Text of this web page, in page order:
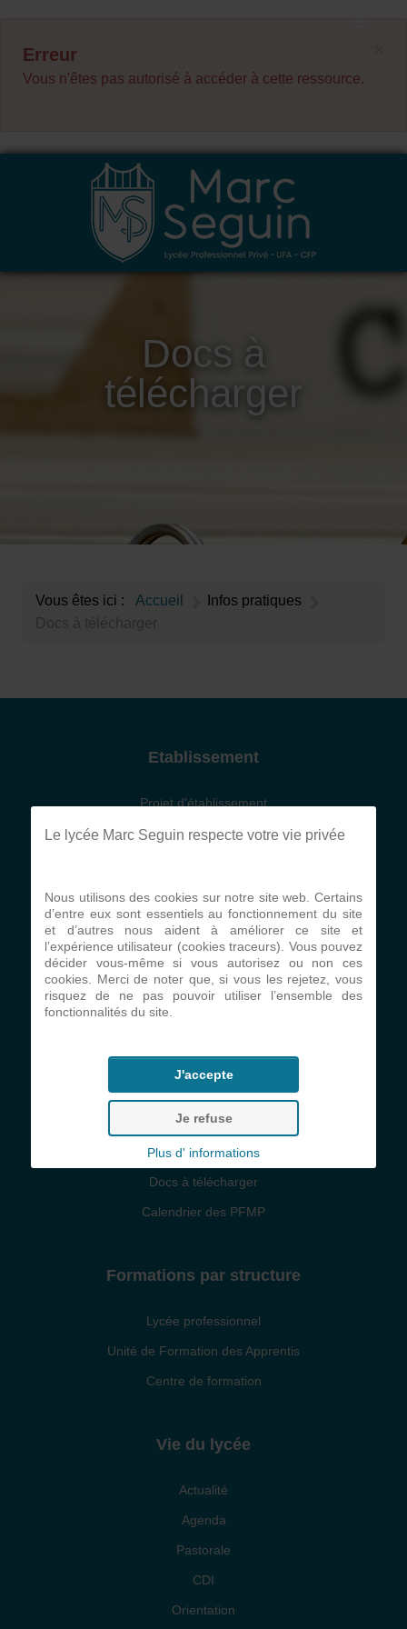
Erreur
Vous n'êtes pas autorisé à accéder à cette ressource.
Docs à
télécharger
Vous êtes ici : Accueil
Infos pratiques
Etablissement
Projet d'établissement
Projet pastoral
Règlement intérieur
Formulaire de contact
Conditions générales
Infos pratiques
Restauration
Transports scolaires
Contributions des familles
Bourses nationales
Docs à télécharger
Calendrier des PFMP
Formations par structure
Lycée professionnel
Unité de Formation des Apprentis
Centre de formation
Vie du lycée
Actualité
Agenda
Pastorale
CDI
Orientation
Le lycée Marc Seguin respecte votre vie privée
Nous utilisons des cookies sur notre site web. Certains
d’entre eux sont essentiels au fonctionnement du site
et d’autres nous aident à améliorer ce site et
l’expérience utilisateur (cookies traceurs). Vous pouvez
décider vous-même si vous autorisez ou non ces
cookies. Merci de noter que, si vous les rejetez, vous
risquez de ne pas pouvoir utiliser l’ensemble des
fonctionnalités du site.
J'accepte
Je refuse
Plus d' informations